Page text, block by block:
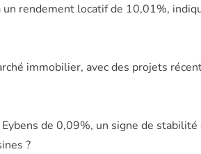
rendement locatif de 10,01%,
immobilier, avec des projets
de 0,09%, un signe de
?